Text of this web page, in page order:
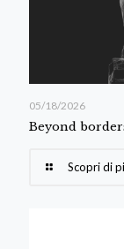
05/18/2026
Beyond
Scopri di